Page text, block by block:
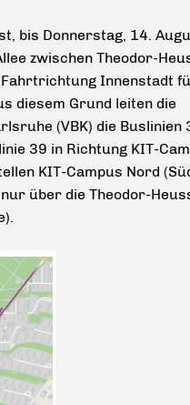
bis Donnerstag, 14.
zwischen Theodor-
Innenstadt
diesem Grund leiten die
(VBK) die Buslinien
39 in Richtung KIT-
KIT-Campus Nord
über die Theodor-